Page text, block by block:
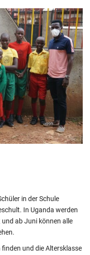
in der Schule
In Uganda werden
ab Juni können alle
finden und die Altersklasse